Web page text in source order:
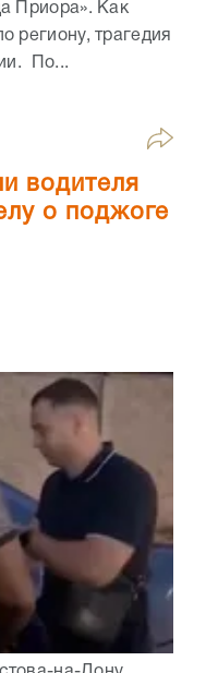
Приора». Как
трагедия
По...
водителя
о поджоге